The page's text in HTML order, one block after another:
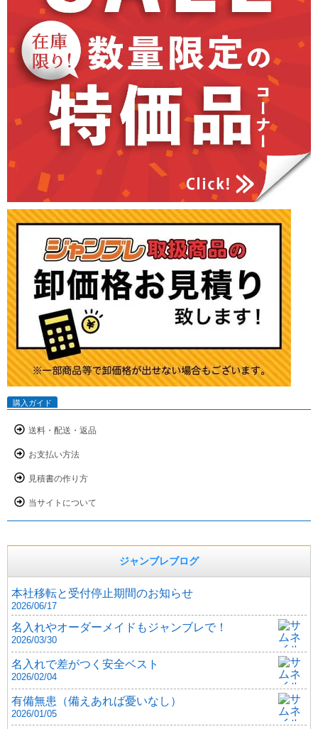
購入ガイド
送料・配送・返品
お支払い方法
見積書の作り方
当サイトについて
ジャンブレブログ
本社移転と受付停止期間のお知らせ
2026/06/17
名入れやオーダーメイドもジャンブレで！
2026/03/30
名入れで差がつく安全ベスト
2026/02/04
有備無患（備えあれば憂いなし）
2026/01/05